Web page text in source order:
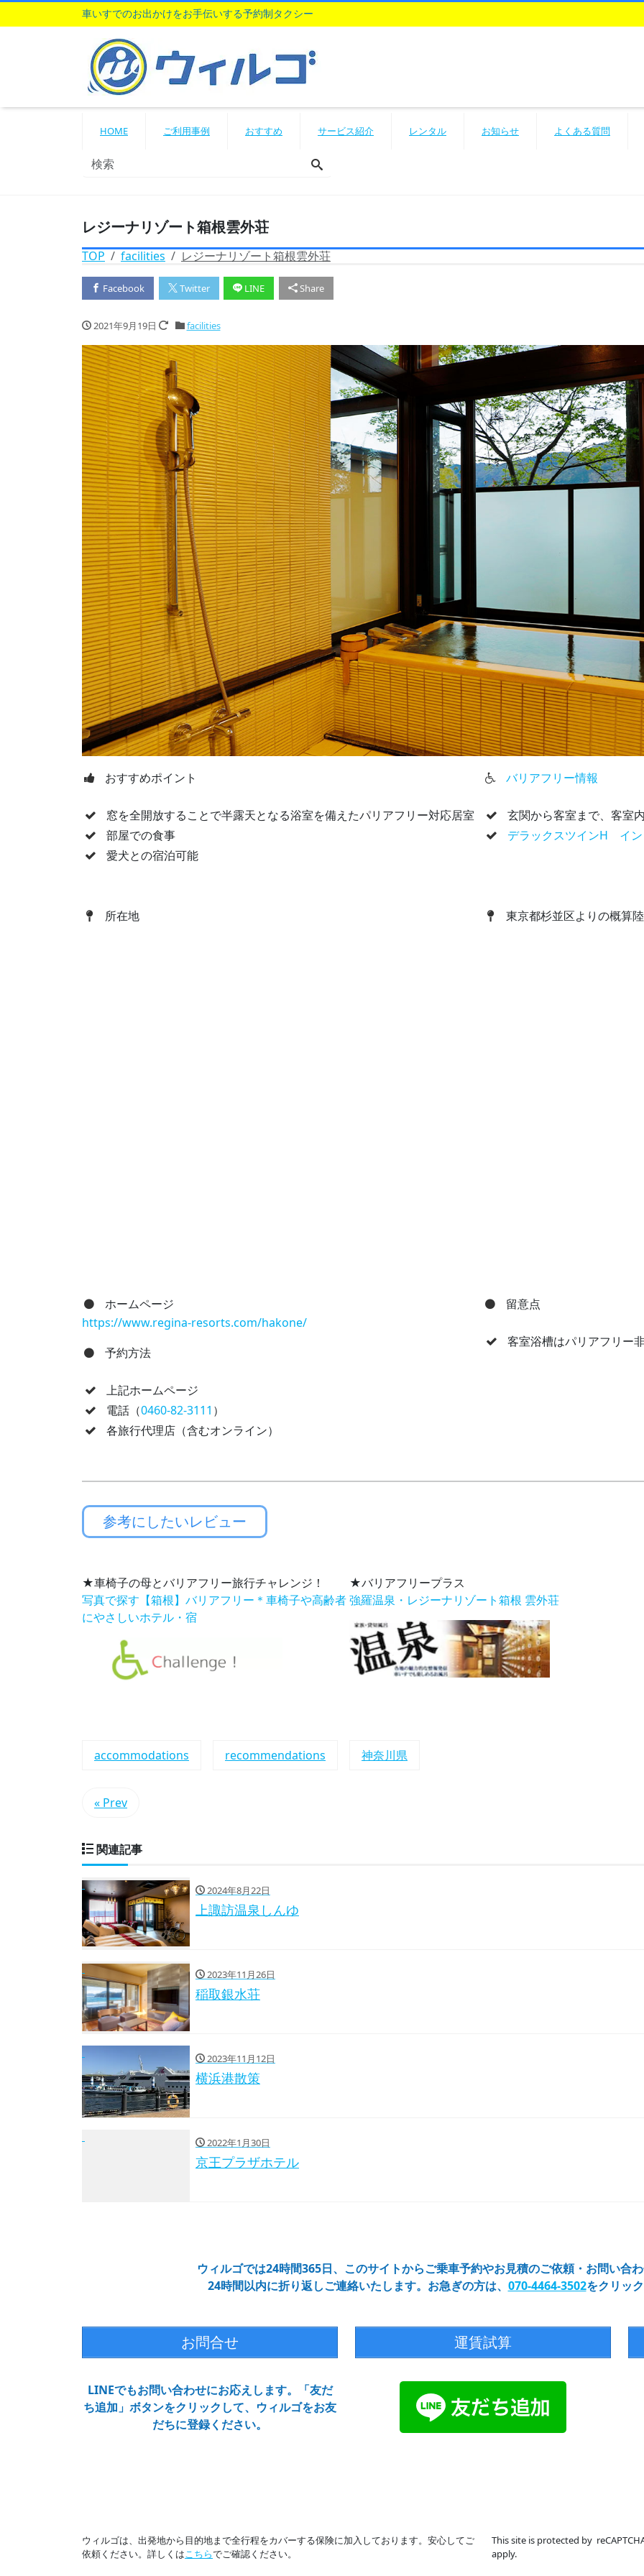
車いすでのお出かけをお手伝いする予約制タクシー
HOME ご利用事例 おすすめ サービス紹介 レンタル お知らせ よくある質問
レジーナリゾート箱根雲外荘
TOP facilities レジーナリゾート箱根雲外荘
Facebook Twitter LINE Share
2021年9月19日 facilities
おすすめポイント
窓を全開放することで半露天となる浴室を備えたパリアフリー対応居室
部屋での食事
愛犬との宿泊可能
バリアフリー情報
玄関から客室まで、客室
デラックスツインH イ
所在地 東京都杉並区よりの概算
ホームページ
https://www.regina-resorts.com/hakone/
予約方法
上記ホームページ
電話（0460-82-3111 ）
各旅行代理店（含むオンライン）
留意点
客室浴槽はパリアフリー
参考にしたいレビュー
★車椅子の母とバリアフリー旅行チャレンジ！
写真で探す【箱根】バリアフリー＊車椅子や高齢者
にやさしいホテル・宿
★バリアフリープラス
強羅温泉・レジーナリゾート箱根 雲外荘
accommodations recommendations 神奈川県
« Prev
関連記事
2024年8月22日
上諏訪温泉しんゆ
2023年11月26日
稲取銀水荘
2023年11月12日
横浜港散策
2022年1月30日
京王プラザホテル
ウィルゴでは24時間365日、このサイトからご乗車予約やお見積のご依頼・お問い合
24時間以内に折り返しご連絡いたします。お急ぎの方は、 070-4464-3502をクリッ
お問合せ 運賃試算
LINEでもお問い合わせにお応えします。「友だ
ち追加」ボタンをクリックして、ウィルゴをお友
だちに登録ください。
ウィルゴは、出発地から目的地まで全行程をカバーする保険に加入しております。安心してご
依頼ください。詳しくはこちらでご確認ください。
This site is protected by
apply.